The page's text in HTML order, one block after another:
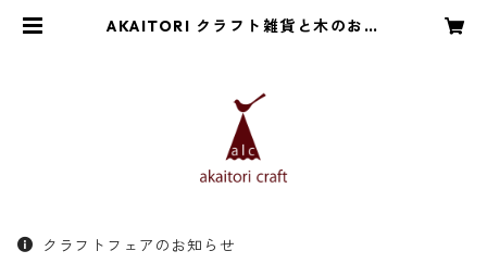
AKAITORI クラフト雑貨と木のおも
クラフトフェアのお知らせ